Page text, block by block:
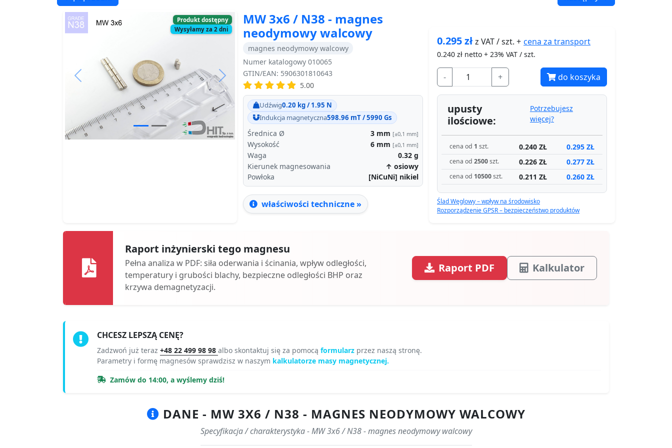
Produkt dostępny
Wysyłamy za 2 dni
Next
MW 3x6 / N38 - magnes
neodymowy walcowy
magnes neodymowy walcowy
Numer katalogowy 010065
GTIN/EAN: 5906301810643
5.00
Udźwig0.20 kg / 1.95 N
Indukcja magnetyczna598.96 mT / 5990 Gs
Średnica Ø 3 mm [±0,1 mm]
Wysokość 6 mm [±0,1 mm]
Waga 0.32 g
Kierunek magnesowania
↑ osiowy
Powłoka
[NiCuNi] nikiel
właściwości techniczne »
0.295złz VAT / szt. + cena za transport
0.240 zł netto + 23% VAT / szt.
- + do koszyka
upusty
ilościowe:
Potrzebujesz
więcej?
cena od 1 szt. 0.240 ZŁ 0.295 ZŁ
cena od 2500szt. 0.226 ZŁ 0.277 ZŁ
cena od 10500szt. 0.211 ZŁ 0.260 ZŁ
Ślad Węglowy – wpływ na środowisko
Rozporządzenie GPSR – bezpieczeństwo produktów
Raport inżynierski tego magnesu
Pełna analiza w PDF: siła oderwania i ścinania, wpływ odległości,
temperatury i grubości blachy, bezpieczne odległości BHP oraz
krzywa demagnetyzacji.
Raport PDF Kalkulator
CHCESZ LEPSZĄ CENĘ?
Zadzwoń już teraz +48 22 499 98 98 albo skontaktuj się za pomocą formularz przez naszą stronę.
Parametry i formę magnesów sprawdzisz w naszym kalkulatorze masy magnetycznej.
Zamów do 14:00, a wyślemy dziś!
DANE - MW 3X6 / N38 - MAGNES NEODYMOWY WALCOWY
Specyfikacja / charakterystyka - MW 3x6 / N38 - magnes neodymowy walcowy